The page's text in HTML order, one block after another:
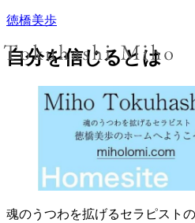
徳橋美歩
自分を信じるとは
魂のうつわを拡げるセラピスト